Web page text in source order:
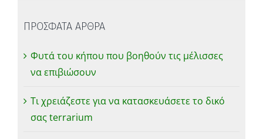
ΠΡΟΣΦΑΤΑ ΑΡΘΡΑ
Φυτά του κήπου που βοηθούν τις μέλισσες
να επιβιώσουν
Τι χρειάζεστε για να κατασκευάσετε το δικό
σας terrarium